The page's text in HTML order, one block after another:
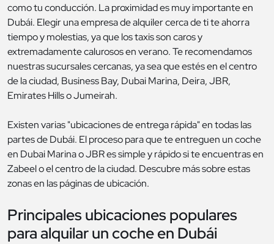
como tu conducción. La proximidad es muy importante en
Dubái. Elegir una empresa de alquiler cerca de ti te ahorra
tiempo y molestias, ya que los taxis son caros y
extremadamente calurosos en verano. Te recomendamos
nuestras sucursales cercanas, ya sea que estés en el centro
de la ciudad, Business Bay, Dubai Marina, Deira, JBR,
Emirates Hills o Jumeirah.
Existen varias "ubicaciones de entrega rápida" en todas las
partes de Dubái. El proceso para que te entreguen un coche
en Dubai Marina o JBR es simple y rápido si te encuentras en
Zabeel o el centro de la ciudad. Descubre más sobre estas
zonas en las páginas de ubicación.
Principales ubicaciones populares
para alquilar un coche en Dubái